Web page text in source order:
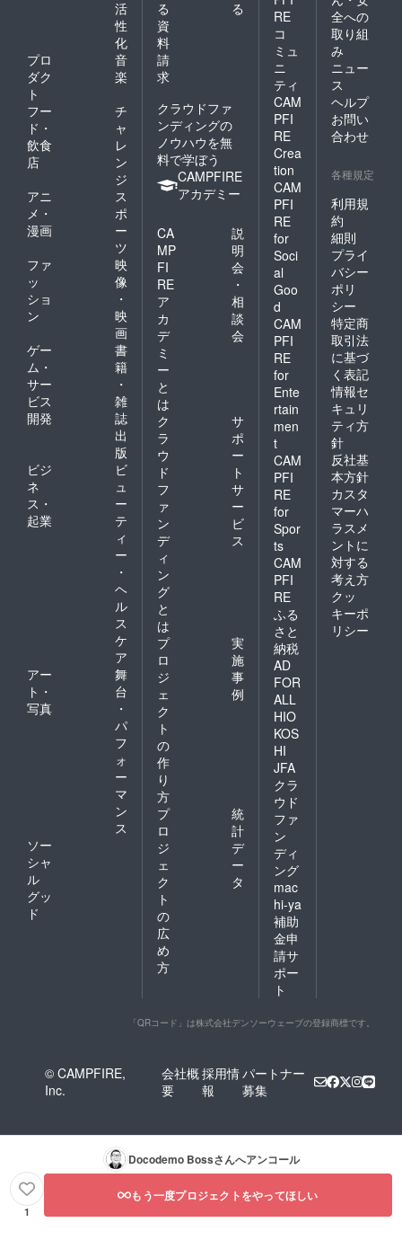
活
性
化
プロ
ダク
ト
音
楽
フー
ド・
飲食
店
チ
ャ
レ
ン
ジ
アニ
メ・
漫画
ス
ポ
ー
ツ
ファ
ッ
ショ
ン
映
像
・
映
画
ゲー
ム・
サー
ビス
開発
書
籍
・
雑
誌
出
版
ビジ
ネ
ス・
起業
ビ
ュ
ー
テ
ィ
ー
・
ヘ
ル
ス
ケ
ア
アー
ト・
写真
舞
台
・
パ
フ
ォ
ー
マ
ン
ス
ソー
シャ
ル
グッ
ド
る
る
資
料
請
求
クラウドファ
ンディングの
ノウハウを無
料で学ぼう
CAMPFIRE
アカデミー
CA
MP
FI
RE
ア
カ
デ
ミ
ー
と
は
説
明
会
・
相
談
会
ク
ラ
ウ
ド
フ
ァ
ン
デ
ィ
ン
グ
と
は
サ
ポ
ー
ト
サ
ー
ビ
ス
プ
ロ
ジ
ェ
ク
ト
の
作
り
方
実
施
事
例
プ
ロ
ジ
ェ
ク
ト
の
広
め
方
統
計
デ
ー
タ
RE
コ
ミュ
ニ
ティ
CAM
PFI
RE
Crea
tion
CAM
PFI
RE
for
Soci
al
Goo
d
CAM
PFI
RE
for
Ente
rtain
men
t
CAM
PFI
RE
for
Spor
ts
CAM
PFI
RE
ふる
さと
納税
AD
FOR
ALL
HIO
KOS
HI
JFA
クラ
ウド
ファ
ン
ディ
ング
mac
hi-ya
補助
金申
請サ
ポー
ト
全への
取り組
み
ニュー
ス
ヘルプ
お問い
合わせ
各種規定
利用規
約
細則
プライ
バシー
ポリ
シー
特定商
取引法
に基づ
く表記
情報セ
キュリ
ティ方
針
反社基
本方針
カスタ
マーハ
ラスメ
ントに
対する
考え方
クッ
キーポ
リシー
「QRコード」は株式会社デンソーウェーブの登録商標です。
© CAMPFIRE,
Inc.
会社概
要
採用情
報
パートナー
募集
Docodemo Bossさんへアンコール
1
もう一度プロジェクトをやってほしい